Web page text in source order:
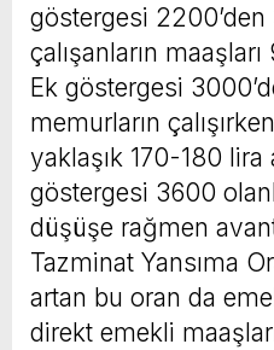
göstergesi 2200’den
çalışanların
Ek göstergesi
memurların
yaklaşık 170-180 lira
göstergesi 3600
düşüşe rağmen
Tazminat Yansıma
artan bu oran da
direkt emekli